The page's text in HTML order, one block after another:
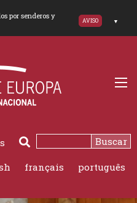
por senderos y
AVISO
Buscar
français português